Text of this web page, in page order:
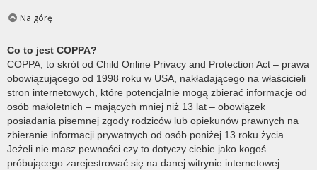
Na górę
Co to jest COPPA?
COPPA, to skrót od Child Online Privacy and Protection Act – prawa
obowiązującego od 1998 roku w USA, nakładającego na właścicieli
stron internetowych, które potencjalnie mogą zbierać informacje od
osób małoletnich – mających mniej niż 13 lat – obowiązek
posiadania pisemnej zgody rodziców lub opiekunów prawnych na
zbieranie informacji prywatnych od osób poniżej 13 roku życia.
Jeżeli nie masz pewności czy to dotyczy ciebie jako kogoś
próbującego zarejestrować się na danej witrynie internetowej –